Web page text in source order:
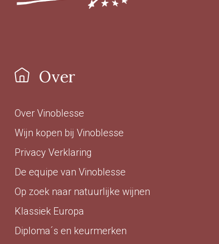
Over
Over Vinoblesse
Wijn kopen bij Vinoblesse
Privacy Verklaring
De equipe van Vinoblesse
Op zoek naar natuurlijke wijnen
Klassiek Europa
Diploma´s en keurmerken